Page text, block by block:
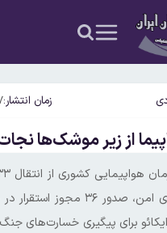
زمان انتشار:۲۷
ایکائو برای پیگیری خسارت‌های